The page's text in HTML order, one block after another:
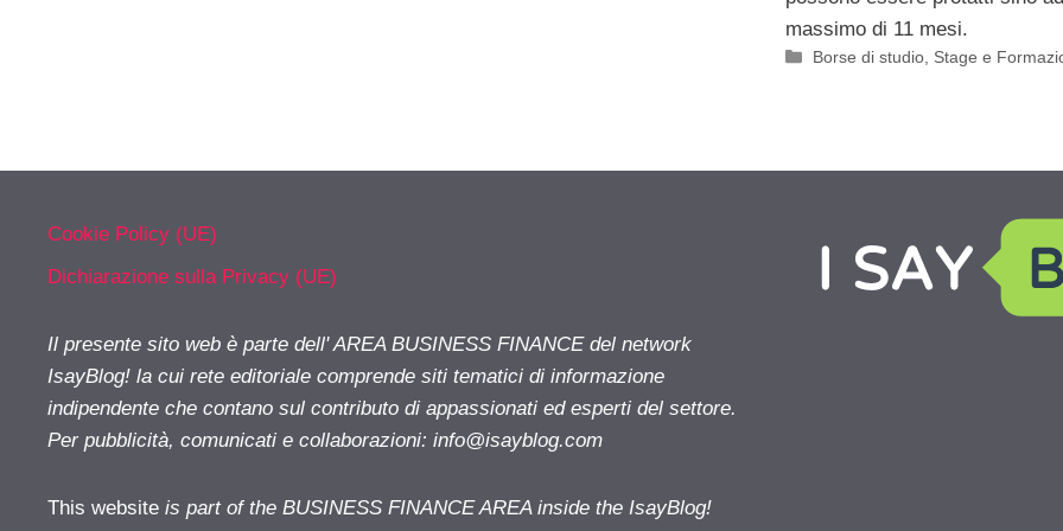
massimo di 11 mesi.
Categorie
Borse di studio Stage e
Cookie Policy (UE)
Dichiarazione sulla Privacy (UE)
Il presente sito web è parte dell' AREA BUSINESS FINANCE del network
IsayBlog! la cui rete editoriale comprende siti tematici di informazione
indipendente che contano sul contributo di appassionati ed esperti del settore.
Per pubblicità, comunicati e collaborazioni: info@isayblog.com
This website is part of the BUSINESS FINANCE AREA inside the IsayBlog!